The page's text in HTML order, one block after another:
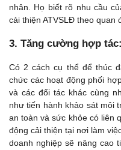
nhân. Họ biết rõ nhu cầu
cải thiện ATVSLĐ theo quan
3. Tăng cường hợp tác:
Có 2 cách cụ thể để thúc
chức các hoạt động phối
và các đối tác khác cùng
như tiến hành khảo sát môi
an toàn và sức khỏe có liên
động cải thiện tại nơi làm
doanh nghiệp sẽ nâng cao